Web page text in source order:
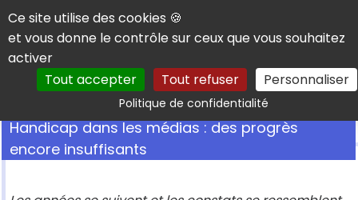
Panneau de gestion des cookies
Ce site utilise des cookies 🍪
et vous donne le contrôle sur ceux que vous souhaitez
activer
Tout accepter
Tout refuser Personnaliser
Politique de confidentialitéRechercher
Handicap dans les médias : des progrès
encore insuffisants